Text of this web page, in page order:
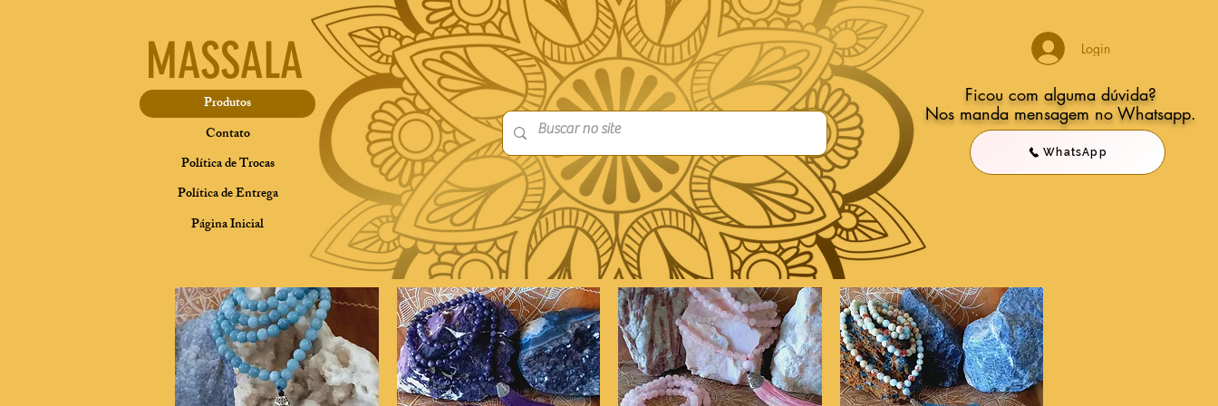
MASSALA
Produtos
Contato
Política de Trocas
Política de Entrega
Página Inicial
Login
Ficou com alguma dúvida?
Nos manda mensagem no Whatsapp.
WhatsApp